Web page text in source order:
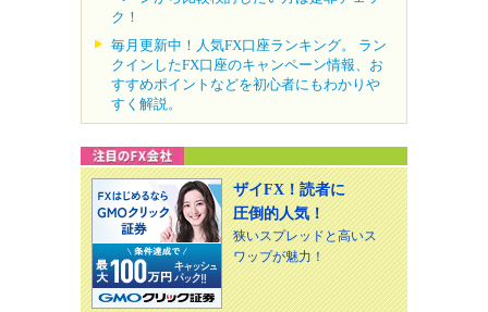
ク！
毎月更新中！人気FX口座ランキング。 ラン
クインしたFX口座のキャンペーン情報、お
すすめポイントなどを初心者にもわかりや
すく解説。
ザイFX！読者に
圧倒的人気！
狭いスプレッドと高いス
ワップが魅力！